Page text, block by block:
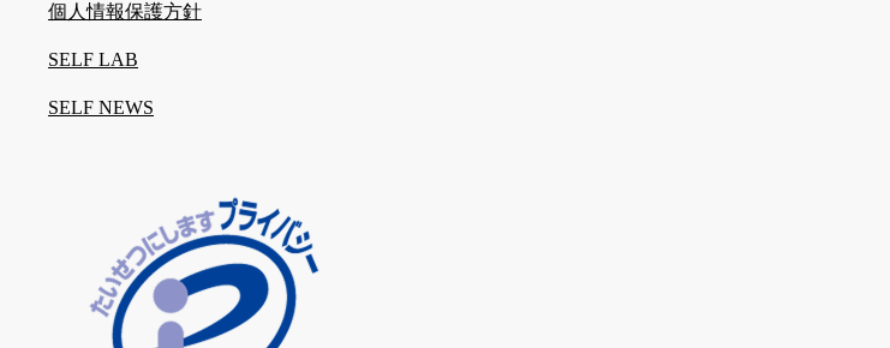
個人情報保護方針
SELF LAB
SELF NEWS